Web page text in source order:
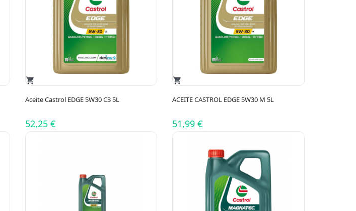
shopping_cart
Aceite Castrol EDGE 5W30 C3 5L
52,25 €
shopping_cart
ACEITE CASTROL EDGE 5W30 M 5L
51,99 €